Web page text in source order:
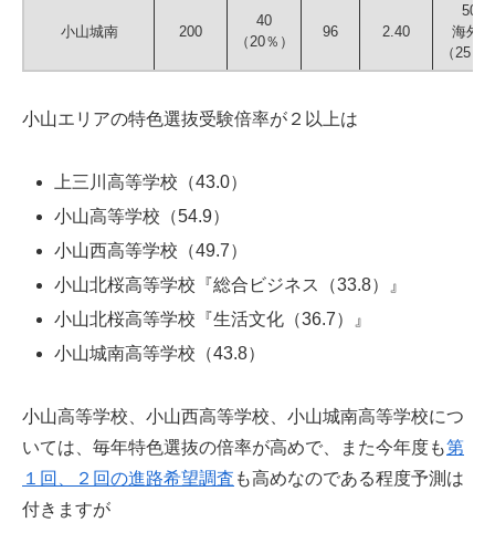
小山城南 200
40
（20％）
96 2.40
50
海外3
（25％
小山エリアの特色選抜受験倍率が２以上は
上三川高等学校（43.0）
小山高等学校（54.9）
小山西高等学校（49.7）
小山北桜高等学校『総合ビジネス（33.8）』
小山北桜高等学校『生活文化（36.7）』
小山城南高等学校（43.8）
小山高等学校、小山西高等学校、小山城南高等学校につ
いては、毎年特色選抜の倍率が高めで、また今年度も第
１回、２回の進路希望調査 も高めなのである程度予測は
付きますが